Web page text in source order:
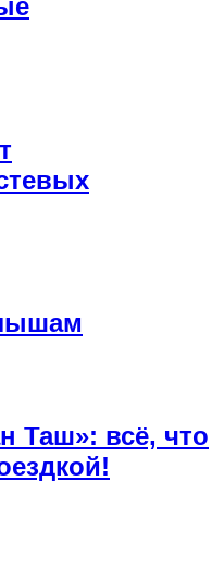
Таш»: всё, что